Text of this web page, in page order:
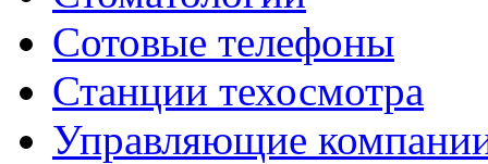
Сотовые телефоны
Станции техосмотра
Управляющие